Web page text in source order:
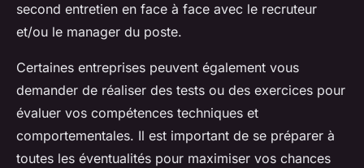
second entretien en face à face avec le recruteur
et/ou le manager du poste.
Certaines entreprises peuvent également vous
demander de réaliser des tests ou des exercices pour
évaluer vos compétences techniques et
comportementales. Il est important de se préparer à
toutes les éventualités pour maximiser vos chances